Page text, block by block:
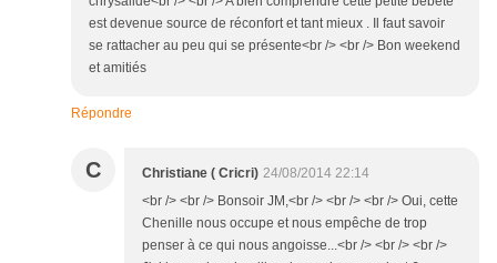
est devenue source de réconfort et tant mieux . Il faut savoir
se rattacher au peu qui se présente<br /> <br /> Bon weekend
et amitiés
Répondre
C Christiane ( Cricri) 24/08/2014 22:14
<br /> <br /> Bonsoir JM,<br /> <br /> <br /> Oui, cette
Chenille nous occupe et nous empêche de trop
penser à ce qui nous angoisse...<br /> <br /> <br />